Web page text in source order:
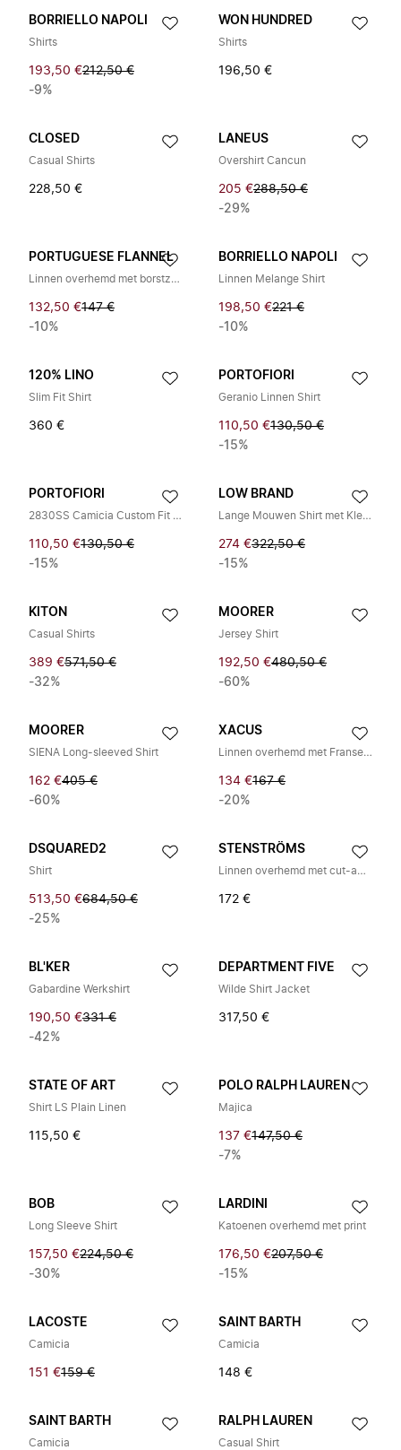
BORRIELLO NAPOLI
Shirts
193,50 €212,50 €
-9%
WON HUNDRED
Shirts
196,50 €
CLOSED
Casual Shirts
228,50 €
LANEUS
Overshirt Cancun
205 €288,50 €
-29%
PORTUGUESE FLANNEL
Linnen overhemd met borstzak
132,50 €147 €
-10%
BORRIELLO NAPOLI
Linnen Melange Shirt
198,50 €221 €
-10%
120% LINO
Slim Fit Shirt
360 €
PORTOFIORI
Geranio Linnen Shirt
110,50 €130,50 €
-15%
PORTOFIORI
2830SS Camicia Custom Fit Linnen Shirt
110,50 €130,50 €
-15%
LOW BRAND
Lange Mouwen Shirt met Klepzakken
274 €322,50 €
-15%
KITON
Casual Shirts
389 €571,50 €
-32%
MOORER
Jersey Shirt
192,50 €480,50 €
-60%
MOORER
SIENA Long-sleeved Shirt
162 €405 €
-60%
XACUS
Linnen overhemd met Franse kraag
134 €167 €
-20%
DSQUARED2
Shirt
513,50 €684,50 €
-25%
STENSTRÖMS
Linnen overhemd met cut-away kraag
172 €
BL'KER
Gabardine Werkshirt
190,50 €331 €
-42%
DEPARTMENT FIVE
Wilde Shirt Jacket
317,50 €
STATE OF ART
Shirt LS Plain Linen
115,50 €
POLO RALPH LAUREN
Majica
137 €147,50 €
-7%
BOB
Long Sleeve Shirt
157,50 €224,50 €
-30%
LARDINI
Katoenen overhemd met print
176,50 €207,50 €
-15%
LACOSTE
Camicia
151 €159 €
SAINT BARTH
Camicia
148 €
SAINT BARTH
Camicia
RALPH LAUREN
Casual Shirt